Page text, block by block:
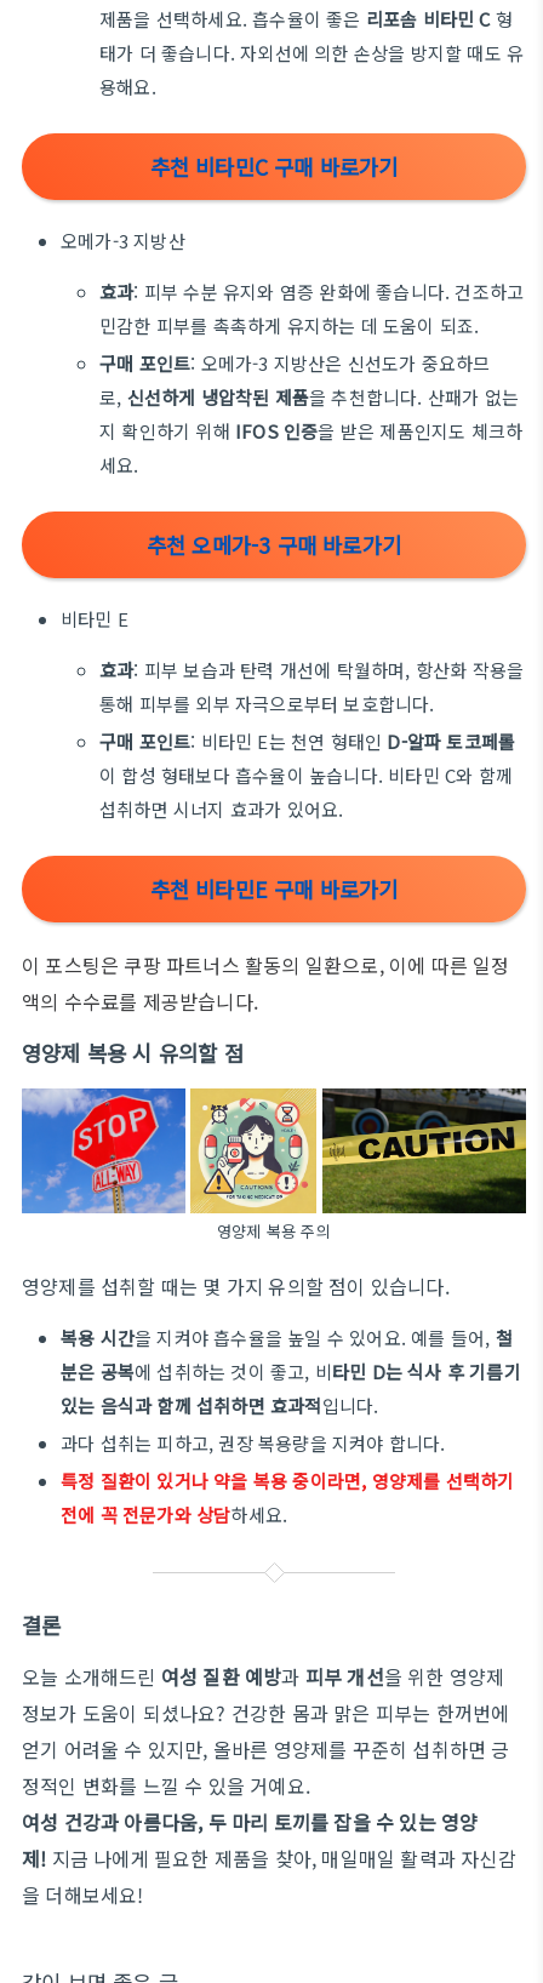
제품을 선택하세요.흡수율이 좋은 리포솜 비타민 C 형
태가 더 좋습니다.자외선에 의한 손상을 방지할 때도 유
용해요.
추천 비타민C 구매 바로가기
오메가-3 지방산
효과: 피부 수분 유지와 염증 완화에 좋습니다. 건조하고
민감한 피부를 촉촉하게 유지하는 데 도움이 되죠.
구매 포인트: 오메가-3 지방산은 신선도가 중요하므
로, 신선하게 냉압착된 제품을 추천합니다. 산패가 없는
지 확인하기 위해 IFOS 인증을 받은 제품인지도 체크하
세요.
추천 오메가-3 구매 바로가기
비타민 E
효과: 피부 보습과 탄력 개선에 탁월하며, 항산화 작용을
통해 피부를 외부 자극으로부터 보호합니다.
구매 포인트: 비타민 E는 천연 형태인 D-알파 토코페롤
이 합성 형태보다 흡수율이 높습니다. 비타민 C와 함께
섭취하면 시너지 효과가 있어요.
추천 비타민E 구매 바로가기
이 포스팅은 쿠팡 파트너스 활동의 일환으로, 이에 따른 일정
액의 수수료를 제공받습니다.
영양제 복용 시 유의할 점
영양제 복용 주의
영양제를 섭취할 때는 몇 가지 유의할 점이 있습니다.
복용 시간을 지켜야 흡수율을 높일 수 있어요. 예를 들어, 철
분은 공복에 섭취하는 것이 좋고, 비타민 D는 식사 후 기름기
있는 음식과 함께 섭취하면 효과적입니다.
과다 섭취는 피하고, 권장 복용량을 지켜야 합니다.
특정 질환이 있거나 약을 복용 중이라면, 영양제를 선택하기
전에 꼭 전문가와 상담하세요.
결론
오늘 소개해드린 여성 질환 예방과 피부 개선을 위한 영양제
정보가 도움이 되셨나요? 건강한 몸과 맑은 피부는 한꺼번에
얻기 어려울 수 있지만, 올바른 영양제를 꾸준히 섭취하면 긍
정적인 변화를 느낄 수 있을 거예요.
여성 건강과 아름다움, 두 마리 토끼를잡을 수 있는 영양
제! 지금 나에게 필요한 제품을 찾아, 매일매일 활력과 자신감
을 더해보세요!